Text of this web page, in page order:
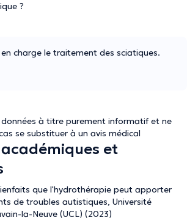
?
charge le traitement des sciatiques.
données à titre purement informatif et ne
se substituer à un avis médical
et
que l'hydrothérapie peut apporter
de troubles autistiques, Université
la-Neuve (UCL) (2023)